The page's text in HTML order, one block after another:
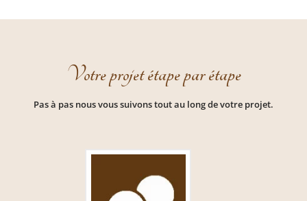
Votre projet étape par étape
Pas à pas nous vous suivons tout au long de votre projet.